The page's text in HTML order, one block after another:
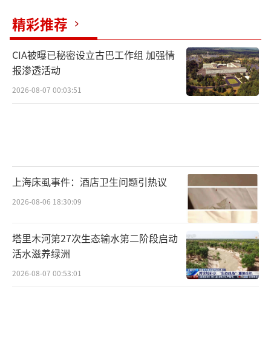
精彩推荐
CIA被曝已秘密设立古巴工作组 加强情
报渗透活动
2026-08-07 00:03:51
上海床虱事件：酒店卫生问题引热议
2026-08-06 18:30:09
塔里木河第27次生态输水第二阶段启动
活水滋养绿洲
2026-08-07 00:53:01